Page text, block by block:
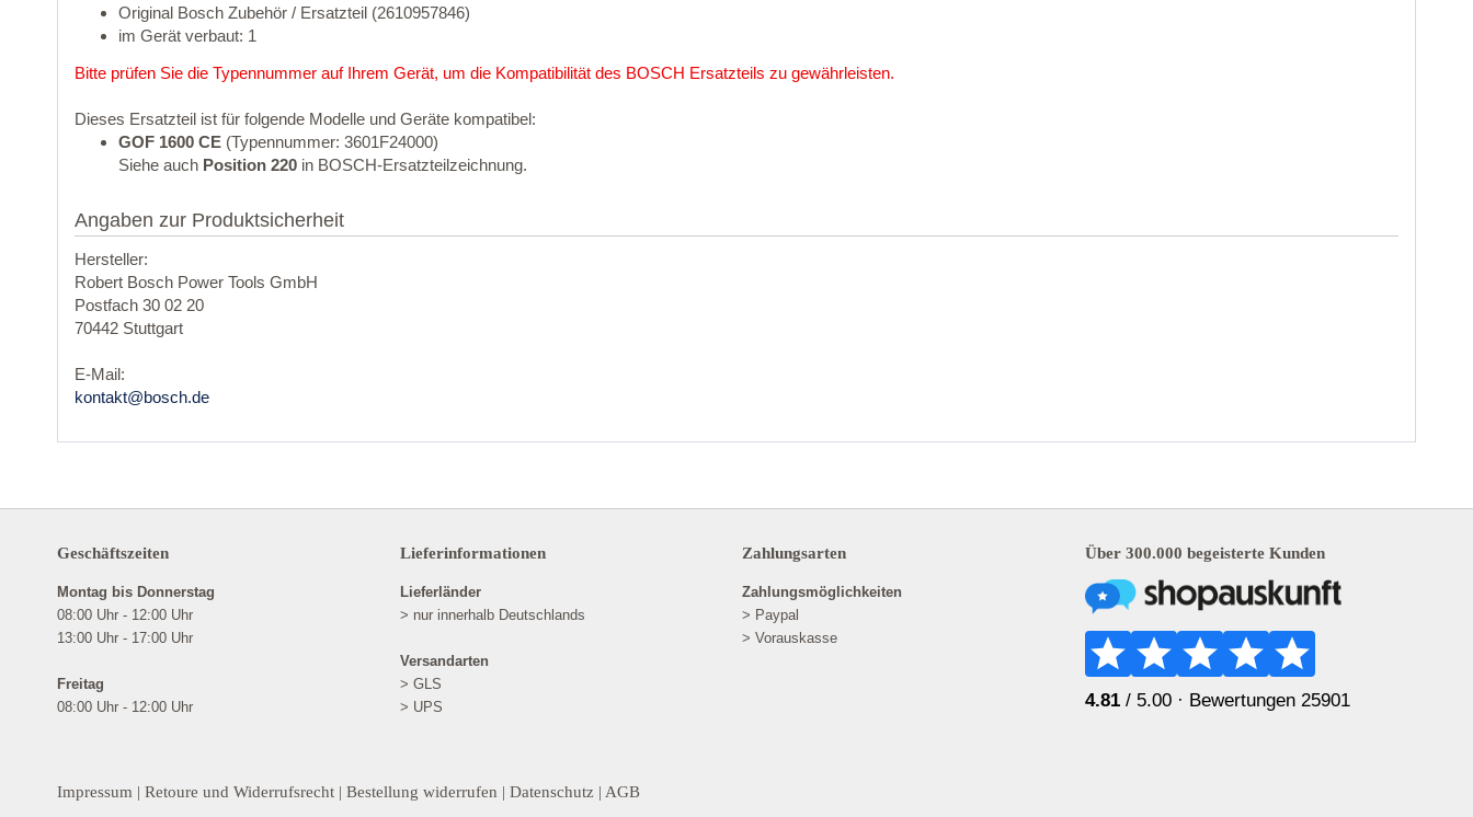
Original Bosch Zubehör / Ersatzteil (2610957846)
im Gerät verbaut: 1
Bitte prüfen Sie die Typennummer auf Ihrem Gerät, um die Kompatibilität des BOSCH Ersatzteils zu gewährleisten.
Dieses Ersatzteil ist für folgende Modelle und Geräte kompatibel:
GOF 1600 CE (Typennummer: 3601F24000)
Siehe auch Position 220 in BOSCH-Ersatzteilzeichnung.
Angaben zur Produktsicherheit
Hersteller:
Robert Bosch Power Tools GmbH
Postfach 30 02 20
70442 Stuttgart
E-Mail:
kontakt@bosch.de
Geschäftszeiten
Montag bis Donnerstag
08:00 Uhr - 12:00 Uhr
13:00 Uhr - 17:00 Uhr
Freitag
08:00 Uhr - 12:00 Uhr
Lieferinformationen
Lieferländer
> nur innerhalb Deutschlands
Versandarten
> GLS
> UPS
Zahlungsarten
Zahlungsmöglichkeiten
> Paypal
> Vorauskasse
Über 300.000 begeisterte Kunden
4.81 / 5.00 · Bewertungen 25901
Impressum | Retoure und Widerrufsrecht | Bestellung widerrufen | Datenschutz | AGB